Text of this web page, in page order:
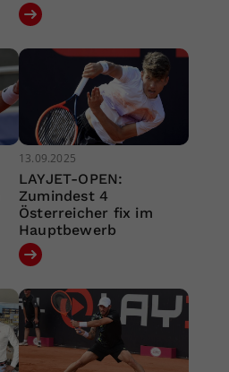
13.09.2025
LAYJET-OPEN:
Zumindest 4
Österreicher fix im
Hauptbewerb